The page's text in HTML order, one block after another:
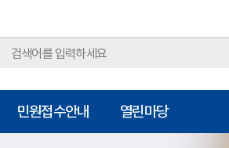
민원접수안내 열린마당